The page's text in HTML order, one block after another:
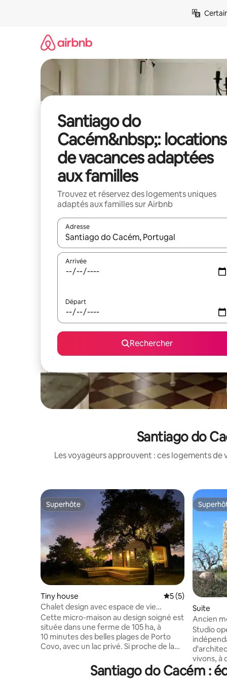
Santiago do
Cacém&nbsp;: locations
de vacances adaptées
aux familles
Trouvez et réservez des logements uniques
adaptés aux familles sur Airbnb
Adresse
Lorsque les résultats s'affichent, utilisez les
Arrivée
Départ
Rechercher
Santiago do
Les voyageurs approuvent : ces logements
Superhôte
Superhôte
Tiny house Évaluation
5 (5)
Chalet design avec espace de vie
extérieur privé
Cette micro-maison au design soigné est
située dans une ferme de 105 ha, à
10 minutes des belles plages de Porto
Covo, avec un lac privé. Si proche de la
campagne de l'Alentejo. Une grande
terrasse s'ouvre depuis la cuisine et le
Suite
Ancien
Studio
vivons, à
moulin.
Santiago do Cacém :